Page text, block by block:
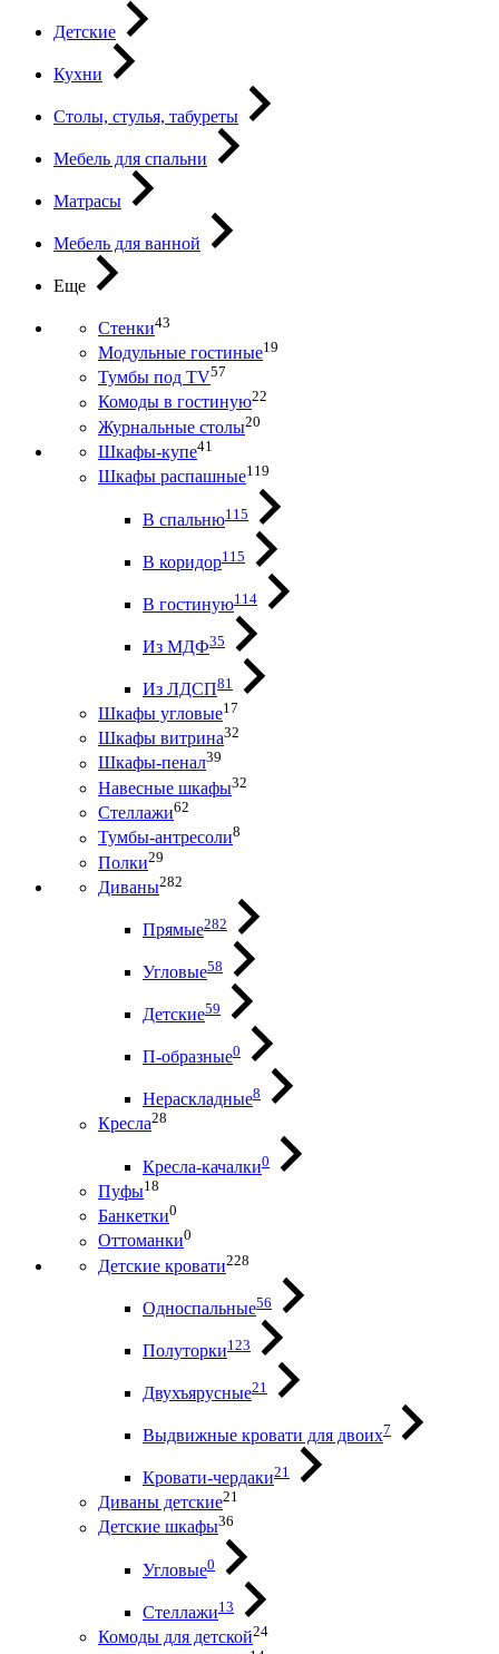
Детские
Кухни
Столы, стулья, табуреты
Мебель для спальни
Матрасы
Мебель для ванной
Еще
Стенки43
Модульные гостиные19
Тумбы под ТV57
Комоды в гостиную22
Журнальные столы20
Шкафы-купе41
Шкафы распашные119
В спальню115
В коридор115
В гостиную114
Из МДФ35
Из ЛДСП81
Шкафы угловые17
Шкафы витрина32
Шкафы-пенал39
Навесные шкафы32
Стеллажи62
Тумбы-антресоли8
Полки29
Диваны282
Прямые282
Угловые58
Детские59
П-образные0
Нераскладные8
Кресла28
Кресла-качалки0
Пуфы18
Банкетки0
Оттоманки0
Детские кровати228
Односпальные56
Полуторки123
Двухъярусные21
Выдвижные кровати для двоих7
Кровати-чердаки21
Диваны детские21
Детские шкафы36
Угловые0
Стеллажи13
Комоды для детской24